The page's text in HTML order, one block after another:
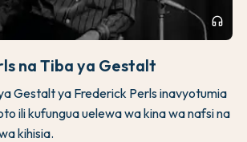
headphones
na Tiba ya Gestalt
Gestalt ya Frederick Perls inavyotumia
ili kufungua uelewa wa kina wa nafsi na
kihisia.